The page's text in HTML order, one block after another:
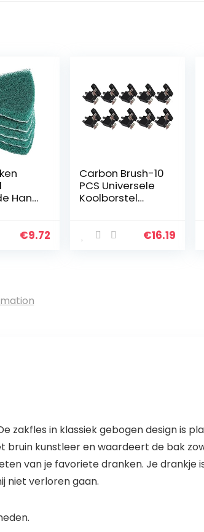
Hand
€9.72
Carbon Brush-10
PCS Universele
Koolborstel
4KW 5KW 7KW
€16.19
in klassiek gebogen design is
bruin kunstleer en waardeert de bak
van je favoriete dranken. Je drankje
niet verloren gaan.